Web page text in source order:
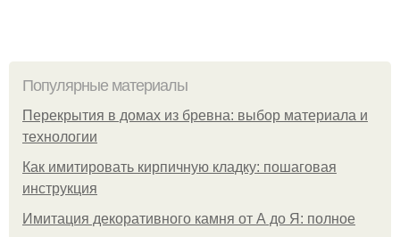
Популярные материалы
Перекрытия в домах из бревна: выбор материала и
технологии
Как имитировать кирпичную кладку: пошаговая
инструкция
Имитация декоративного камня от А до Я: полное